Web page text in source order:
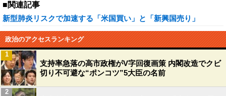
■関連記事
新型肺炎リスクで加速する「米国買い」と「新興国売り」
政治のアクセスランキング
支持率急落の高市政権がV字回復画策 内閣改造でクビ
切り不可避な“ポンコツ”5大臣の名前
1
2